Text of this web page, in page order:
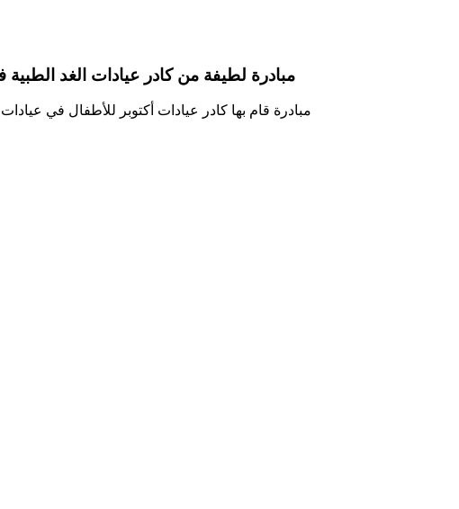
مبادرة لطيفة من كادر عيادات الغد الطبية
مبادرة قام بها كادر عيادات أكتوبر للأطفال في